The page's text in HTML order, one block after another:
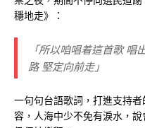
穩地走》：
「所以咱唱着這首歌
路 堅定向前走」
一句句台語歌詞，打進支持
容，人海中少不免有淚水，